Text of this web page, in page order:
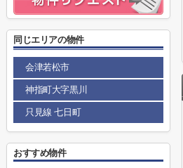
同じエリアの物件
会津若松市
神指町大字黒川
只見線 七日町
おすすめ物件